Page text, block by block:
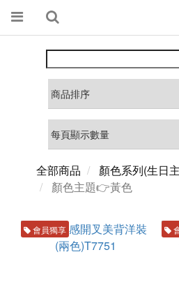
全部商品
顏色系列(生日
顏色主題👉黃色
會員獨享